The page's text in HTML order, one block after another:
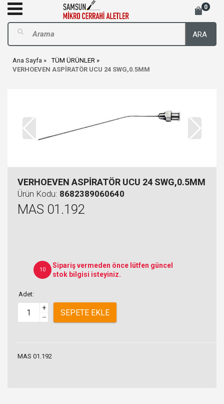
0
ARA
Ana Sayfa
TÜM ÜRÜNLER
VERHOEVEN ASPİRATÖR UCU 24 SWG,0.5MM
VERHOEVEN ASPİRATÖR UCU 24 SWG,0.5MM
Ürün Kodu: 8682389060640
MAS 01.192
10
Sipariş vermeden önce lütfen güncel
stok bilgisi isteyiniz.
Adet:
+
–
SEPETE EKLE
MAS 01.192